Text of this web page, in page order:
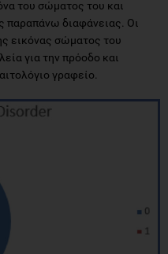
του σώματος του και
παραπάνω διαφάνειας. Οι
εικόνας σώματος του
για την πρόοδο και
γραφείο.